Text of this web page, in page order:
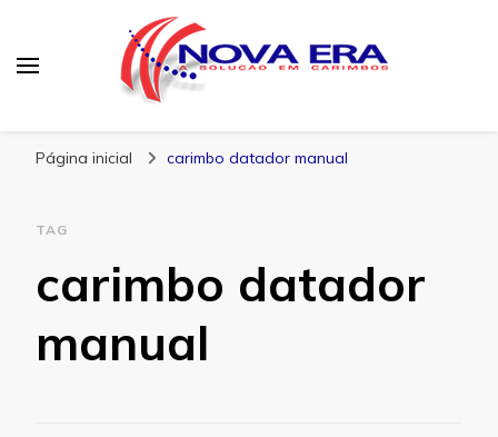
Página inicial carimbo datador manual
TAG
carimbo datador
manual